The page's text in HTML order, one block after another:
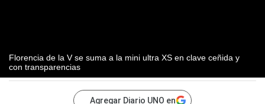
Florencia de la V se suma a la mini ultra XS en clave ceñida y
con transparencias
Agregar Diario UNO en